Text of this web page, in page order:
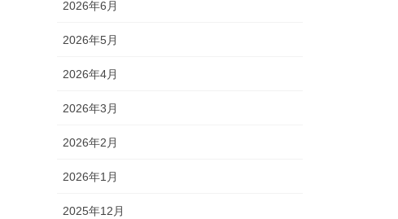
2026年6月
2026年5月
2026年4月
2026年3月
2026年2月
2026年1月
2025年12月